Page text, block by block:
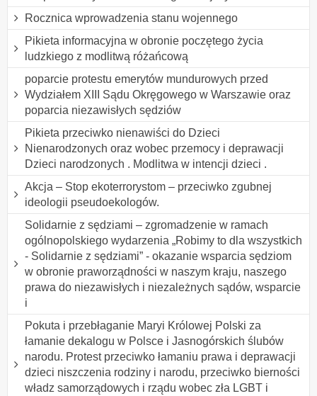
Rocznica wprowadzenia stanu wojennego
Pikieta informacyjna w obronie poczętego życia
ludzkiego z modlitwą różańcową
poparcie protestu emerytów mundurowych przed
Wydziałem XIII Sądu Okręgowego w Warszawie oraz
poparcia niezawisłych sędziów
Pikieta przeciwko nienawiści do Dzieci
Nienarodzonych oraz wobec przemocy i deprawacji
Dzieci narodzonych . Modlitwa w intencji dzieci .
Akcja – Stop ekoterrorystom – przeciwko zgubnej
ideologii pseudoekologów.
Solidarnie z sędziami – zgromadzenie w ramach
ogólnopolskiego wydarzenia „Robimy to dla wszystkich
- Solidarnie z sędziami” - okazanie wsparcia sędziom
w obronie praworządności w naszym kraju, naszego
prawa do niezawisłych i niezależnych sądów, wsparcie
i
Pokuta i przebłaganie Maryi Królowej Polski za
łamanie dekalogu w Polsce i Jasnogórskich ślubów
narodu. Protest przeciwko łamaniu prawa i deprawacji
dzieci niszczenia rodziny i narodu, przeciwko bierności
władz samorządowych i rządu wobec zła LGBT i